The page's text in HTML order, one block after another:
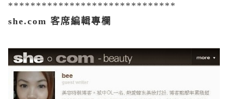
******************************
she.com 客席編輯專欄